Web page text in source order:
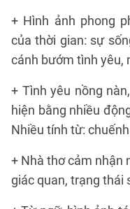
+ Hình ảnh phong
của thời gian: sự
cánh bướm tình yêu,
+ Tình yêu nồng
hiện bằng nhiều
Nhiều tính từ:
+ Nhà thơ cảm nhận
giác quan, trạng thái